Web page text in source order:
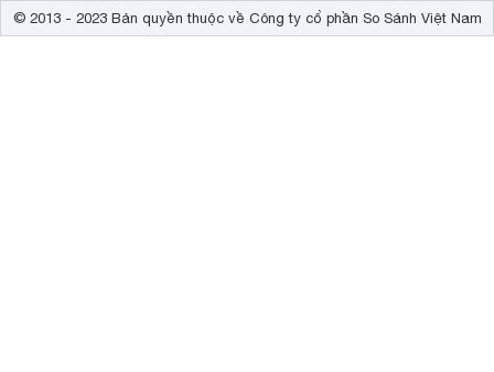
© 2013 - 2023 Bản quyền thuộc về Công ty cổ phần So Sánh Việt Nam